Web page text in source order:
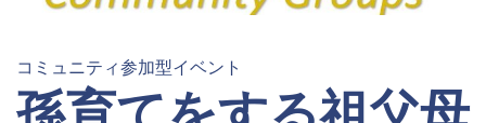
コミュニティ参加型イベント